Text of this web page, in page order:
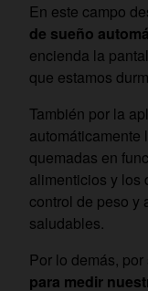
En este campo
de sueño
encienda la
que estamos
También por la
automáticamente
quemadas en
alimenticios y los
control de peso y
saludables.
Por lo demás,
para medir